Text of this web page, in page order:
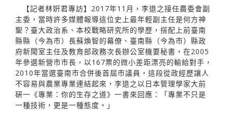
【記者林姸君專訪】2017年11月，李退之接任農委會副
主委，當時許多媒體報導這位史上最年輕副主任是何方神
聖？臺大政治系、本校戰略研究所的學歷，搭配上前臺南
縣縣（今為市）長蘇煥智的幕僚、臺南縣（今為市）縣政
府新聞室主任及教育部政務次長辦公室機要秘書，在2005
年參選新營市市長，以167票的微小差距漂亮的輸給對手，
2010年當選臺南市合併後首屆市議員，這段從政經歷讓人
不容易與農業專業連結起來，李退之以日本管理學家大前
硏一《專業：你的生存之道》一書來回應：「專業不只是
一種技術，更是一種態度。」